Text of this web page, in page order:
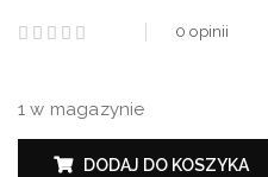
0 opinii
1 w magazynie
DODAJ DO KOSZYKA